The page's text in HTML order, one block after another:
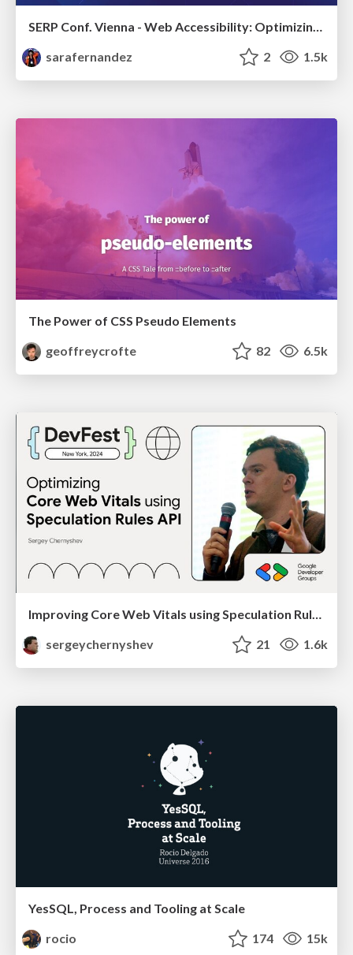
SERP Conf. Vienna - Web Accessibility: Optimizing for Inclusivity and SEO
sarafernandez
2 1.5k
The Power of CSS Pseudo Elements
geoffreycrofte
82 6.5k
Improving Core Web Vitals using Speculation Rules API
sergeychernyshev
21 1.6k
YesSQL, Process and Tooling at Scale
rocio
174 15k